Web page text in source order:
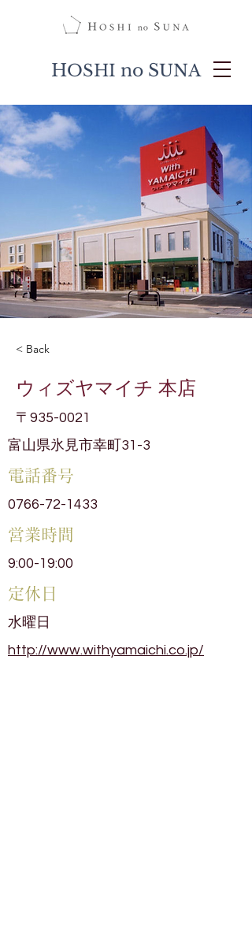
HOSHI no SUNA
< Back
ウィズヤマイチ 本店
〒935-0021
富山県氷見市幸町31-3
電話番号
0766-72-1433
​営業時間
9:00-19:00
​定休日
水曜日
http://www.withyamaichi.co.jp/